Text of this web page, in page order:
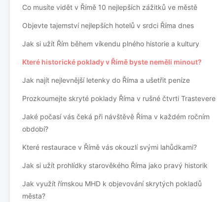
Co musíte vidět v Římě 10 nejlepších zážitků ve městě
Objevte tajemství nejlepších hotelů v srdci Říma dnes
Jak si užít Řím během víkendu plného historie a kultury
Které historické poklady v Římě byste neměli minout?
Jak najít nejlevnější letenky do Říma a ušetřit peníze
Prozkoumejte skryté poklady Říma v rušné čtvrti Trastevere
Jaké počasí vás čeká při návštěvě Říma v každém ročním
období?
Které restaurace v Římě vás okouzlí svými lahůdkami?
Jak si užít prohlídky starověkého Říma jako pravý historik
Jak využít římskou MHD k objevování skrytých pokladů
města?